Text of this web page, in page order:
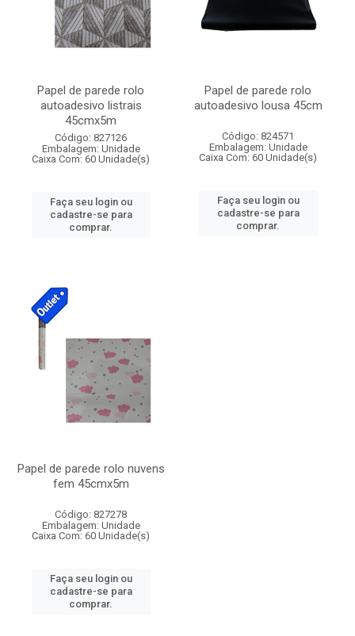
Papel de parede rolo
autoadesivo listrais
45cmx5m
Código: 827126
Embalagem: Unidade
Caixa Com: 60 Unidade(s)
Faça seu login ou
cadastre-se para
comprar.
Papel de parede rolo
autoadesivo lousa 45cm
Código: 824571
Embalagem: Unidade
Caixa Com: 60 Unidade(s)
Faça seu login ou
cadastre-se para
comprar.
Papel de parede rolo nuvens
fem 45cmx5m
Código: 827278
Embalagem: Unidade
Caixa Com: 60 Unidade(s)
Faça seu login ou
cadastre-se para
comprar.